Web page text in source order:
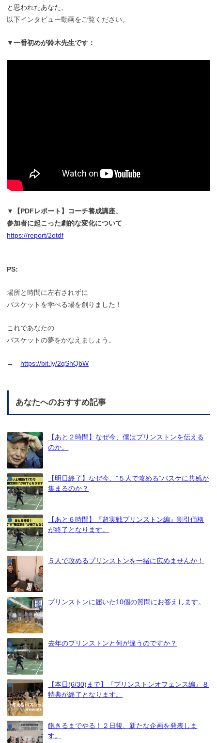
と思われたあなた、
以下インタビュー動画をご覧ください。
▼一番初めが鈴木先生です：
▼【PDFレポート】コーチ養成講座、
参加者に起こった劇的な変化について
https://report/2otdf
PS:
場所と時間に左右されずに
バスケットを学べる場を創りました！
これであなたの
バスケットの夢をかなえましょう。
→ https://bit.ly/2qShQbW
あなたへのおすすめ記事
【あと２時間】なぜ今、僕はプリンストンを伝える
のか。
【明日終了】なぜ今、”５人で攻める”バスケに共感が
集まるのか？
【あと６時間】『超実戦プリンストン編』割引価格
が終了となります。
５人で攻めるプリンストンを一緒に広めませんか！
プリンストンに届いた10個の質問にお答えします。
去年のプリンストンと何が違うのですか？
【本日(6/30)まで】『プリンストンオフェンス編』８
特典が終了となります。
飽きるまでやる！２日後、新たな企画を発表しま
す。